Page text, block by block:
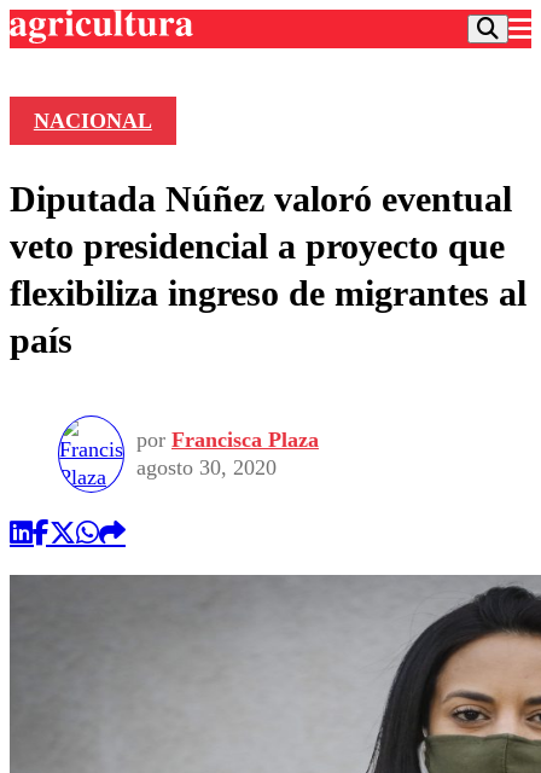
Frecuencias
Agricultura TV
Deportes
Colo Colo
Torneo Internacional
Torneo Nacional
Entretención
Internacional
Nacional
Programas
Comercial
NACIONAL
Diputada Núñez valoró eventual
veto presidencial a proyecto que
flexibiliza ingreso de migrantes al
país
por Francisca Plaza
agosto 30, 2020